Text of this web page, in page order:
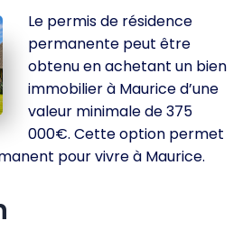
Le permis de résidence
permanente peut être
obtenu en achetant un bien
immobilier à Maurice d’une
valeur minimale de 375
000€. Cette option permet
pour vivre à Maurice.